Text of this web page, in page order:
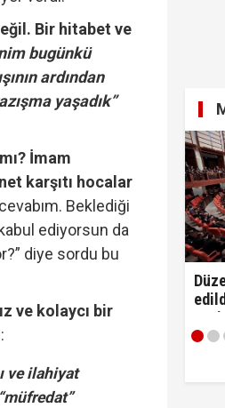
ülkelerin katılımına
Üniversiteye dönüş için 4
Bir hitabet ve
bugünkü
ardından
yaşadık”
İmam
karşıtı hocalar
Beklediği
ediyorsun da
diye sordu bu
ve kolaycı bir
ve ilahiyat